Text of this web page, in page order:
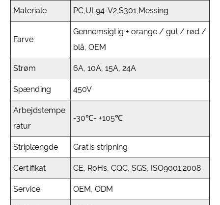
Materiale PC,UL94-V2,S301,Messing
Farve
Gennemsigtig + orange / gul / rød /
blå, OEM
Strøm 6A, 10A, 15A, 24A
Spænding 450V
Arbejdstempe
ratur
-30℃- +105℃
Striplængde Gratis stripning
Certifikat CE, RoHs, CQC, SGS, ISO9001:2008
Service OEM, ODM